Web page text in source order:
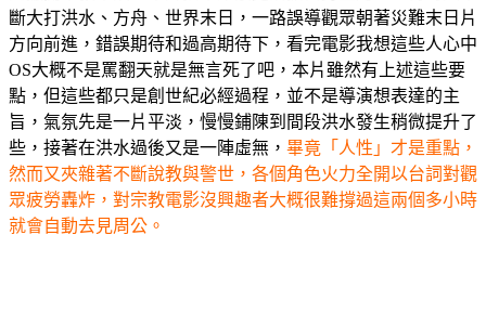
斷大打洪水、方舟、世界末日，一路誤導觀眾朝著災難末日片
方向前進，錯誤期待和過高期待下，看完電影我想這些人心中
OS大概不是罵翻天就是無言死了吧，本片雖然有上述這些要
點，但這些都只是創世紀必經過程，並不是導演想表達的主
旨，氣氛先是一片平淡，慢慢鋪陳到間段洪水發生稍微提升了
些，接著在洪水過後又是一陣虛無， 畢竟「人性」才是重點，
然而又夾雜著不斷說教與警世，各個角色火力全開以台詞對觀
眾疲勞轟炸，對宗教電影沒興趣者大概很難撐過這兩個多小時
就會自動去見周公。